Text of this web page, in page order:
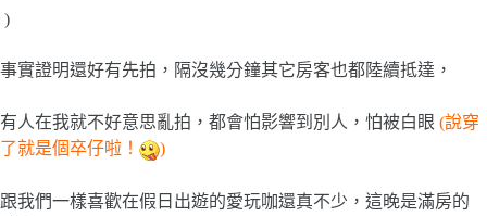
)
事實證明還好有先拍，隔沒幾分鐘其它房客也都陸續抵達，
有人在我就不好意思亂拍，都會怕影響到別人，怕被白眼 (說穿
了就是個卒仔啦！
)
跟我們一樣喜歡在假日出遊的愛玩咖還真不少，這晚是滿房的